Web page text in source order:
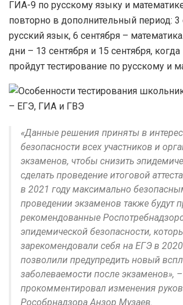
ГИА-9 по русскому языку и
повторно в дополнительный период: 3
русский язык, 6 сентября –
дни – 13 сентября и 15 сентября,
пройдут тестирование по русскому и
«Данные решения приняты в
безопасности всех участников и
экзаменов, чтобы снизить
сделать проведение итоговой
в 2021 году максимально
проведении экзаменов также будут
рекомендованные
эпидемической безопасности,
зарекомендовали себя на ЕГЭ в
позволили предупредить новый
заболеваемости после экзаменов», –
прокомментировал изменения
Рособрнадзора Анзор Музаев.